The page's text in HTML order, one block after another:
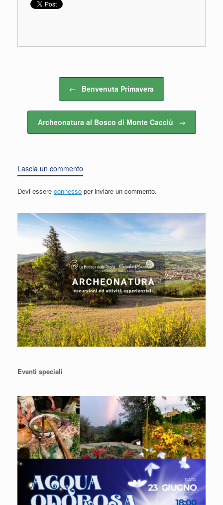
Navigazione articolo
← Benvenuta Primavera
Archeonatura al Bosco di Monte Cacciù →
Lascia un commento
Devi essere connesso per inviare un commento.
Eventi speciali